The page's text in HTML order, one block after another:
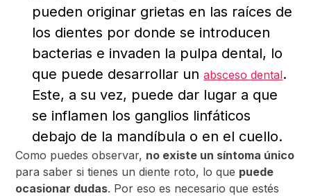
pueden originar grietas en las raíces de
los dientes por donde se introducen
bacterias e invaden la pulpa dental, lo
que puede desarrollar unabsceso dental.
Este, a su vez, puede dar lugar a que
se inflamen los ganglios linfáticos
debajo de la mandíbula o en el cuello.
Como puedes observar, no existe un síntoma único
para saber si tienes un diente roto, lo que puede
ocasionar dudas. Por eso es necesario que estés